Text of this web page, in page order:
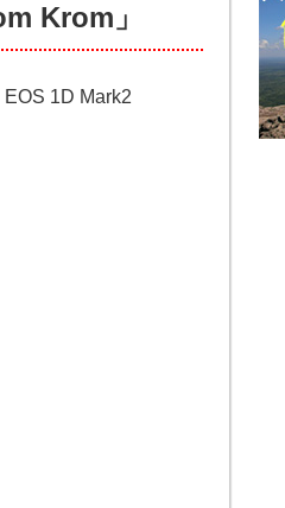
Krom」
1D Mark2